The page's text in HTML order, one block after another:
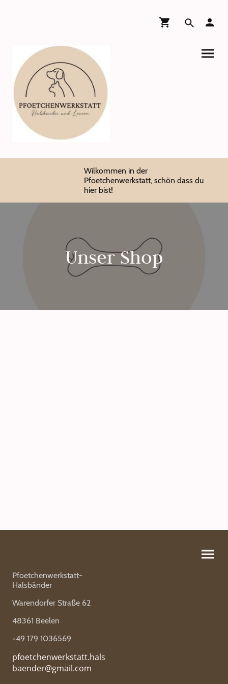
Wilkommen in der
Pfoetchenwerkstatt, schön dass du
hier bist!
Unser Shop
Pfoetchenwerkstatt-
Halsbänder
Warendorfer Straße 62
48361 Beelen
+49 179 1036569
pfoetchenwerkstatt.hals
baender@gmail.com